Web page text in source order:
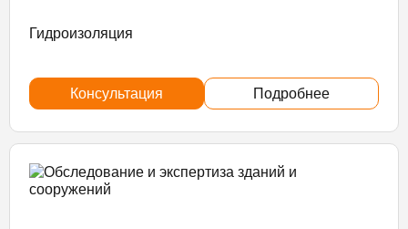
Гидроизоляция
Консультация Подробнее